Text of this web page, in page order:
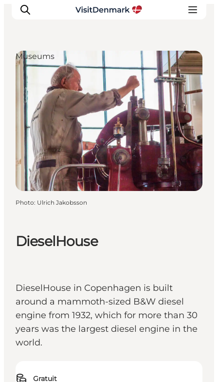
Inspirations
Destinations
Quoi faire
Hébergements
Planifiez votre voyage
DieselHouse
DieselHouse in Copenhagen is built
around a mammoth-sized B&W diesel
engine from 1932, which for more than 30
years was the largest diesel engine in the
world.
Gratuit
Museums
Photo: Ulrich Jakobsson